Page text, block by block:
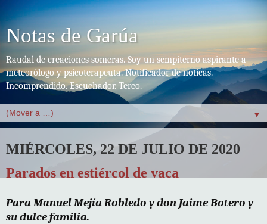
Notas de Garúa
Raudal de creaciones someras. Soy un sempiterno aspirante a
meteorólogo y psicoterapeuta. Notificador de noticas.
Incomprendido. Escuchador. Terco.
▼
MIÉRCOLES, 22 DE JULIO DE 2020
Parados en estiércol de vaca
Para Manuel Mejía Robledo y don Jaime Botero y
su dulce familia.